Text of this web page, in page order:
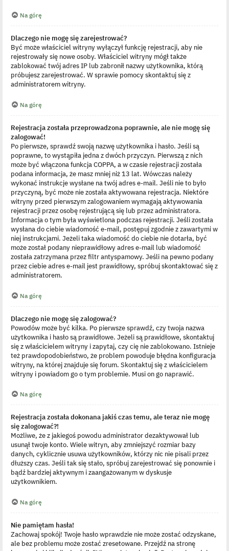
Na górę
Dlaczego nie mogę się zarejestrować?
Być może właściciel witryny wyłączył funkcję rejestracji, aby nie
rejestrowały się nowe osoby. Właściciel witryny mógł także
zablokować twój adres IP lub zabronił nazwy użytkownika, którą
próbujesz zarejestrować. W sprawie pomocy skontaktuj się z
administratorem witryny.
Na górę
Rejestracja została przeprowadzona poprawnie, ale nie mogę się
zalogować!
Po pierwsze, sprawdź swoją nazwę użytkownika i hasło. Jeśli są
poprawne, to wystąpiła jedna z dwóch przyczyn. Pierwszą z nich
może być włączona funkcja COPPA, a w czasie rejestracji została
podana informacja, że masz mniej niż 13 lat. Wówczas należy
wykonać instrukcje wysłane na twój adres e-mail. Jeśli nie to było
przyczyną, być może nie została aktywowana rejestracja. Niektóre
witryny przed pierwszym zalogowaniem wymagają aktywowania
rejestracji przez osobę rejestrującą się lub przez administratora.
Informacja o tym była wyświetlona podczas rejestracji. Jeśli została
wysłana do ciebie wiadomość e-mail, postępuj zgodnie z zawartymi w
niej instrukcjami. Jeżeli taka wiadomość do ciebie nie dotarła, być
może został podany nieprawidłowy adres e-mail lub wiadomość
została zatrzymana przez filtr antyspamowy. Jeśli na pewno podany
przez ciebie adres e-mail jest prawidłowy, spróbuj skontaktować się z
administratorem.
Na górę
Dlaczego nie mogę się zalogować?
Powodów może być kilka. Po pierwsze sprawdź, czy twoja nazwa
użytkownika i hasło są prawidłowe. Jeżeli są prawidłowe, skontaktuj
się z właścicielem witryny i zapytaj, czy cię nie zablokowano. Istnieje
też prawdopodobieństwo, że problem powoduje błędna konfiguracja
witryny, na której znajduje się forum. Skontaktuj się z właścicielem
witryny i powiadom go o tym problemie. Musi on go naprawić.
Na górę
Rejestracja została dokonana jakiś czas temu, ale teraz nie mogę
się zalogować?!
Możliwe, że z jakiegoś powodu administrator dezaktywował lub
usunął twoje konto. Wiele witryn, aby zmniejszyć rozmiar bazy
danych, cyklicznie usuwa użytkowników, którzy nic nie pisali przez
dłuższy czas. Jeśli tak się stało, spróbuj zarejestrować się ponownie i
bądź bardziej aktywnym i zaangażowanym w dyskusje
użytkownikiem.
Na górę
Nie pamiętam hasła!
Zachowaj spokój! Twoje hasło wprawdzie nie może zostać odzyskane,
ale bez problemu może zostać zresetowane. Przejdź na stronę